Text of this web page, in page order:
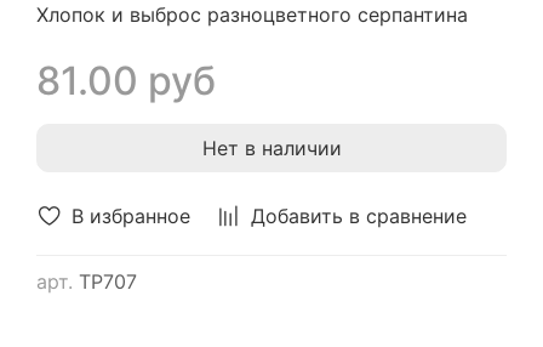
В избранное Добавить в сравнение
арт. ТР707
Хлопок и выброс разноцветного серпантина
81.00 руб
Нет в наличии